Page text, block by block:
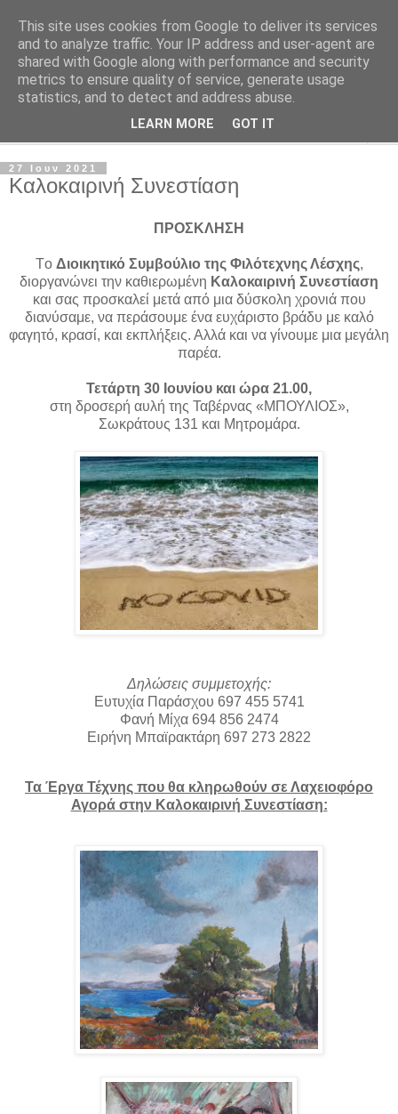
Φιλότεχνη Λέσχη Αχαρνών
Για την τέχνη και τον Πολιτισμό
27 Ιουν 2021
Καλοκαιρινή Συνεστίαση
ΠΡΟΣΚΛΗΣΗ
Tο Διοικητικό Συμβούλιο της Φιλότεχνης Λέσχης,
διοργανώνει την καθιερωμένη Καλοκαιρινή Συνεστίαση
και σας προσκαλεί μετά από μια δύσκολη χρονιά που
διανύσαμε, να περάσουμε ένα ευχάριστο βράδυ με καλό
φαγητό, κρασί, και εκπλήξεις. Αλλά και να γίνουμε μια μεγάλη
παρέα.
Τετάρτη 30 Ιουνίου και ώρα 21.00,
στη δροσερή αυλή της Ταβέρνας «ΜΠΟΥΛΙΟΣ»,
Σωκράτους 131 και Μητρομάρα.
Δηλώσεις συμμετοχής:
Ευτυχία Παράσχου 697 455 5741
Φανή Μίχα 694 856 2474
Ειρήνη Μπαϊρακτάρη 697 273 2822
Τα Έργα Τέχνης που θα κληρωθούν σε Λαχειοφόρο
Αγορά στην Καλοκαιρινή Συνεστίαση:
This site uses cookies from Google to deliver its services
and to analyze traffic. Your IP address and user-agent are
shared with Google along with performance and security
metrics to ensure quality of service, generate usage
statistics, and to detect and address abuse.
LEARN MORE GOT IT